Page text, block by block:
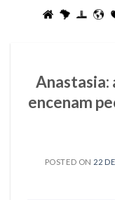
Anastasia:
encenam
POSTED ON 22